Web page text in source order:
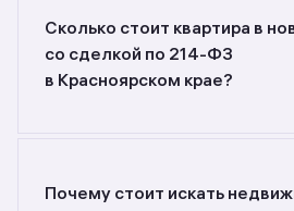
фильтрами или поиском в
Сколько стоит квартира в
со сделкой по 214-ФЗ
в Красноярском крае?
Площадь составляет от 22,5
цена квадратного метра — от
Почему стоит искать